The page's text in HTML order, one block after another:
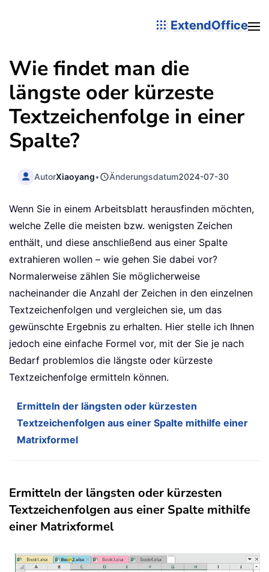
ExtendOffice
Wie findet man die
längste oder kürzeste
Textzeichenfolge in einer
Spalte?
AutorXiaoyang• Änderungsdatum2024-07-30
Wenn Sie in einem Arbeitsblatt herausfinden möchten,
welche Zelle die meisten bzw. wenigsten Zeichen
enthält, und diese anschließend aus einer Spalte
extrahieren wollen – wie gehen Sie dabei vor?
Normalerweise zählen Sie möglicherweise
nacheinander die Anzahl der Zeichen in den einzelnen
Textzeichenfolgen und vergleichen sie, um das
gewünschte Ergebnis zu erhalten. Hier stelle ich Ihnen
jedoch eine einfache Formel vor, mit der Sie je nach
Bedarf problemlos die längste oder kürzeste
Textzeichenfolge ermitteln können.
Ermitteln der längsten oder kürzesten
Textzeichenfolgen aus einer Spalte mithilfe einer
Matrixformel
Ermitteln der längsten oder kürzesten
Textzeichenfolgen aus einer Spalte mithilfe
einer Matrixformel